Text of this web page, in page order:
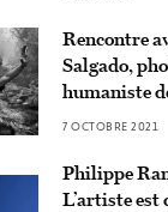
Rencontre
Salgado,
humaniste
7 OCTOBRE 2021
Philippe
L’artiste est